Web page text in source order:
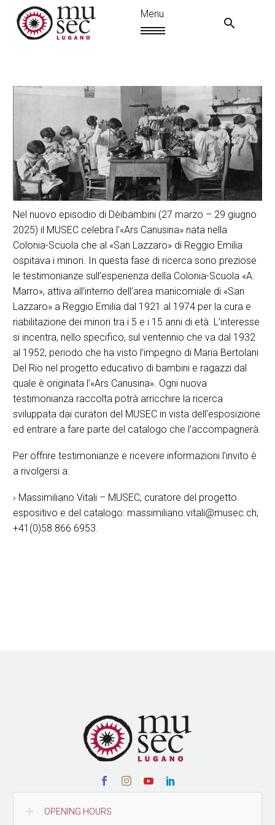
EN
Nel nuovo episodio di Dèibambini (27 marzo – 29 giugno
2025) il MUSEC celebra l’«Ars Canusina» nata nella
Colonia-Scuola che al «San Lazzaro» di Reggio Emilia
ospitava i minori. In questa fase di ricerca sono preziose
le testimonianze sull’esperienza della Colonia-Scuola «A.
Marro», attiva all’interno dell’area manicomiale di «San
Lazzaro» a Reggio Emilia dal 1921 al 1974 per la cura e
riabilitazione dei minori tra i 5 e i 15 anni di età. L’interesse
si incentra, nello specifico, sul ventennio che va dal 1932
al 1952, periodo che ha visto l’impegno di Maria Bertolani
Del Rio nel progetto educativo di bambini e ragazzi dal
quale è originata l’«Ars Canusina». Ogni nuova
testimonianza raccolta potrà arricchire la ricerca
sviluppata dai curatori del MUSEC in vista dell’esposizione
ed entrare a fare parte del catalogo che l’accompagnerà.
Per offrire testimonianze e ricevere informazioni l’invito è
a rivolgersi a:
› Massimiliano Vitali – MUSEC, curatore del progetto
espositivo e del catalogo: massimiliano.vitali@musec.ch;
+41(0)58 866 6953.
OPENING HOURS